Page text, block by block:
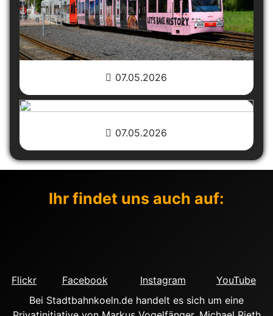
07.05.2026
07.05.2026
Ihr findet uns auch auf:
Flickr Facebook Instagram
YouTube
Bei Stadtbahnkoeln.de handelt es sich um eine